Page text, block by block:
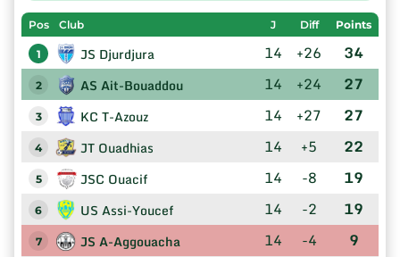
Pos Club J Diff Points
1 JS Djurdjura 14 +26 34
2 AS Ait-Bouaddou 14 +24 27
3 KC T-Azouz 14 +27 27
4 JT Ouadhias 14 +5 22
5 JSC Ouacif 14 -8 19
6 US Assi-Youcef 14 -2 19
7 JS A-Aggouacha 14 -4 9